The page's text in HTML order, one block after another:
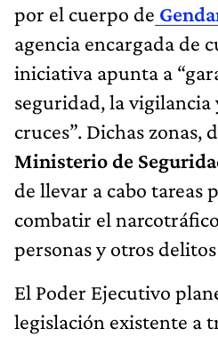
por el cuerpo de
agencia encargada de
iniciativa apunta a
seguridad, la vigilancia
cruces”. Dichas zonas,
Ministerio de
de llevar a cabo tareas
combatir el
personas y otros
El Poder Ejecutivo
legislación existente a